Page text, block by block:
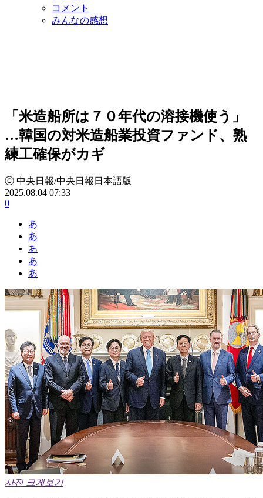
コメント
みんなの感想
「米造船所は７０年代の溶接機使う」
…韓国の対米造船業投資ファンド、熟
練工確保がカギ
ⓒ 中央日報/中央日報日本語版
2025.08.04 07:33
0
あ
あ
あ
あ
あ
사진 크게보기